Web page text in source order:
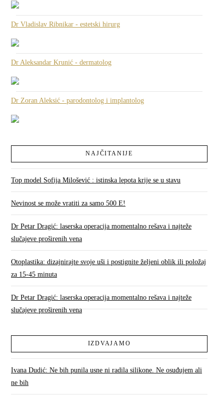
Dr Vladislav Ribnikar - estetski hirurg
Dr Aleksandar Krunić - dermatolog
Dr Zoran Aleksić - parodontolog i implantolog
NAJČITANIJE
Top model Sofija Milošević : istinska lepota krije se u stavu
Nevinost se može vratiti za samo 500 E!
Dr Petar Dragić: laserska operacija momentalno rešava i najteže
slučajeve proširenih vena
Otoplastika: dizajnirajte svoje uši i postignite željeni oblik ili položaj
za 15-45 minuta
Dr Petar Dragić: laserska operacija momentalno rešava i najteže
slučajeve proširenih vena
IZDVAJAMO
Ivana Dudić: Ne bih punila usne ni radila silikone. Ne osuđujem ali
ne bih